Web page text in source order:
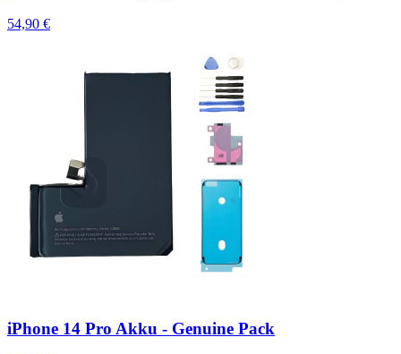
54,90 €
iPhone 14 Pro Akku - Genuine Pack